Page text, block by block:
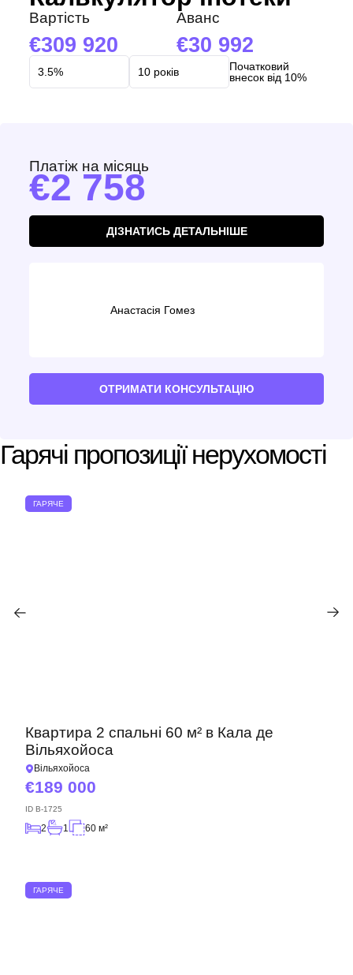
Вартість
309 920
Аванс
30 992
Початковий
внесок від 10%
Платіж на місяць
2 758
ДІЗНАТИСЬ ДЕТАЛЬНІШЕ
Анастасія Гомез
ОТРИМАТИ КОНСУЛЬТАЦІЮ
Гарячі пропозиції нерухомості
ГАРЯЧЕ
Квартира 2 спальні 60 м² в Кала де
Вільяхойоса
Вільяхойоса
189 000
ID B-1725
2 1 60 м²
ГАРЯЧЕ